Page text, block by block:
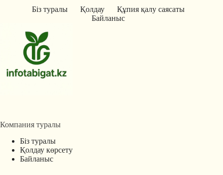
Біз туралы Қолдау
Құпия қалу саясаты
Байланыс
Компания туралы
Біз туралы
Қолдау көрсету
Байланыс